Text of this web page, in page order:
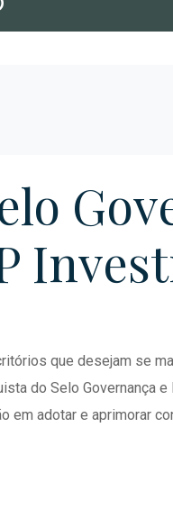
que desejam se
do Selo Governança
adotar e aprimorar